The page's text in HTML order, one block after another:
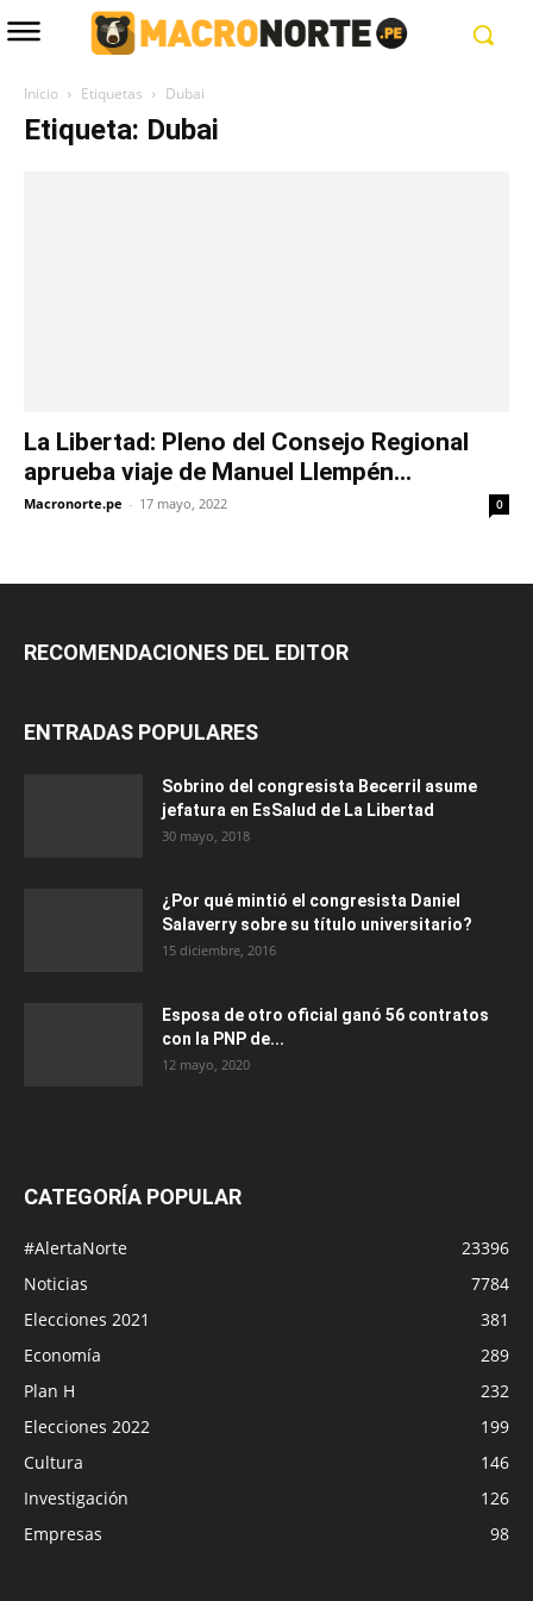
Inicio Etiquetas Dubai
Etiqueta: Dubai
La Libertad: Pleno del Consejo Regional
aprueba viaje de Manuel Llempén...
Macronorte.pe - 17 mayo, 2022 0
RECOMENDACIONES DEL EDITOR
ENTRADAS POPULARES
Sobrino del congresista Becerril asume
jefatura en EsSalud de La Libertad
30 mayo, 2018
¿Por qué mintió el congresista Daniel
Salaverry sobre su título universitario?
15 diciembre, 2016
Esposa de otro oficial ganó 56 contratos
con la PNP de...
12 mayo, 2020
CATEGORÍA POPULAR
#AlertaNorte
23396
Noticias
7784
Elecciones 2021
381
Economía
289
Plan H
232
Elecciones 2022
199
Cultura
146
Investigación
126
Empresas
98